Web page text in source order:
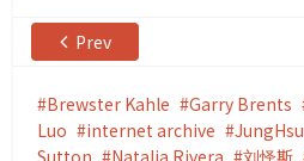
Prev
Brewster Kahle Garry Brents
Luo
internet archive JungHsu
Sutton
Natalia Rivera 刘怿斯